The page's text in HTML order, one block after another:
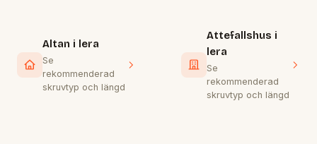
Altan i lera
Se
rekommenderad
skruvtyp och längd
Attefallshus i
lera
Se
rekommenderad
skruvtyp och längd